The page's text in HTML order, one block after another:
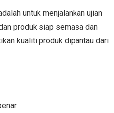
untuk menjalankan ujian
produk siap semasa dan
kualiti produk dipantau dari